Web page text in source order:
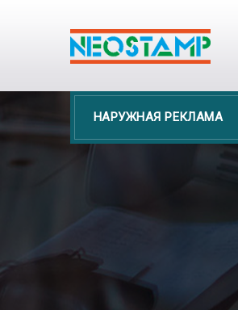
НАРУЖНАЯ РЕКЛАМА